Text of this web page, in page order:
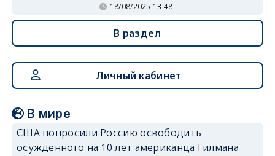
18/08/2025 13:48
В раздел
Личный кабинет
В мире
США попросили Россию освободить
осуждённого на 10 лет американца Гилмана